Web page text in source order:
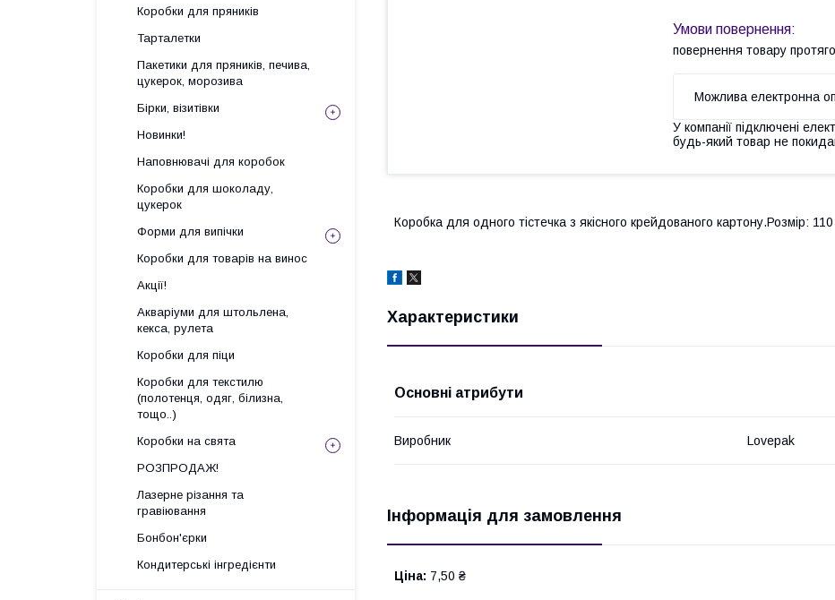
повернення товару
У компанії підключені
будь-який товар не
Коробка для одного тістечка з якісного крейдованого картону.Розмір:
Характеристики
Основні атрибути
Виробник Lovepak
Інформація для замовлення
Ціна: 7,50 ₴
Коробки для пряників
Тарталетки
Пакетики для пряників, печива,
цукерок, морозива
Бірки, візитівки
Новинки!
Наповнювачі для коробок
Коробки для шоколаду,
цукерок
Форми для випічки
Коробки для товарів на винос
Акції!
Акваріуми для штольлена,
кекса, рулета
Коробки для піци
Коробки для текстилю
(полотенця, одяг, білизна,
тощо..)
Коробки на свята
РОЗПРОДАЖ!
Лазерне різання та
гравіювання
Бонбон'єрки
Кондитерські інгредієнти